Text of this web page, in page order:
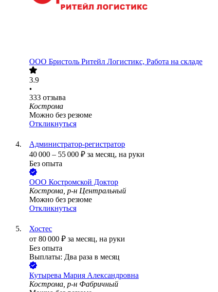
ООО Бристоль Ритейл Логистикс, Работа на складе
3.9
•
333 отзыва
Кострома
Можно без резюме
Откликнуться
Администратор-регистратор
40 000 – 55 000 ₽ за месяц, на руки
Без опыта
ООО Костромской Доктор
Кострома, р-н Центральный
Можно без резюме
Откликнуться
Хостес
от 80 000 ₽ за месяц, на руки
Без опыта
Выплаты: Два раза в месяц
Кутырева Мария Александровна
Кострома, р-н Фабричный